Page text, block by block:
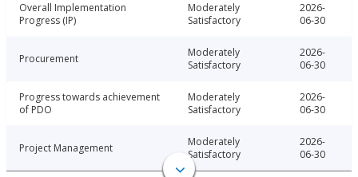
Overall Implementation
Progress (IP)
Moderately
Satisfactory
2026-
06-30
Procurement
Moderately
Satisfactory
2026-
06-30
Progress towards achievement
of PDO
Moderately
Satisfactory
2026-
06-30
Project Management
Moderately
Satisfactory
2026-
06-30